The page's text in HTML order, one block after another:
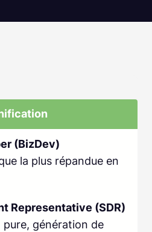
(BizDev)
la plus répandue en
Representative (SDR)
génération de